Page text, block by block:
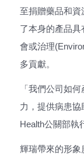
至捐贈藥品和資
了本身的產品
會或治理
多貢獻。
「我們公司如
力，提供病患
Health公關部執
輝瑞帶來的形象